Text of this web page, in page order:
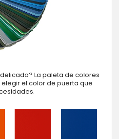
La paleta de colores
elegir el color de puerta que